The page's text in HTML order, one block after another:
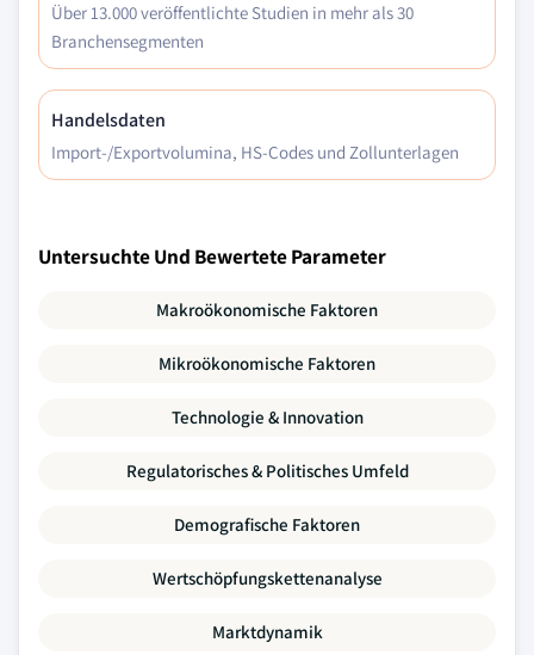
Über 13.000 veröffentlichte Studien in mehr als 30
Branchensegmenten
Handelsdaten
Import-/Exportvolumina, HS-Codes und Zollunterlagen
Untersuchte Und Bewertete Parameter
Makroökonomische Faktoren
Mikroökonomische Faktoren
Technologie & Innovation
Regulatorisches & Politisches Umfeld
Demografische Faktoren
Wertschöpfungskettenanalyse
Marktdynamik